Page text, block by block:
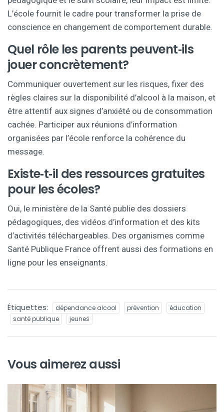
L’école fournit le cadre pour transformer la prise de
conscience en changement de comportement durable.
Quel rôle les parents peuvent‑ils
jouer concrètement?
Communiquer ouvertement sur les risques, fixer des
règles claires sur la disponibilité d’alcool à la maison, et
être attentif aux signes d’anxiété ou de consommation
cachée. Participer aux réunions d’information
organisées par l’école renforce la cohérence du
message.
Existe‑t‑il des ressources gratuites
pour les écoles?
Oui, le ministère de la Santé publie des dossiers
pédagogiques, des vidéos d’information et des kits
d’activités téléchargeables. Des organismes comme
Santé Publique France offrent aussi des formations en
ligne pour les enseignants.
Étiquettes: dépendance alcool prévention
éducation
santé publique
jeunes
Vous aimerez aussi